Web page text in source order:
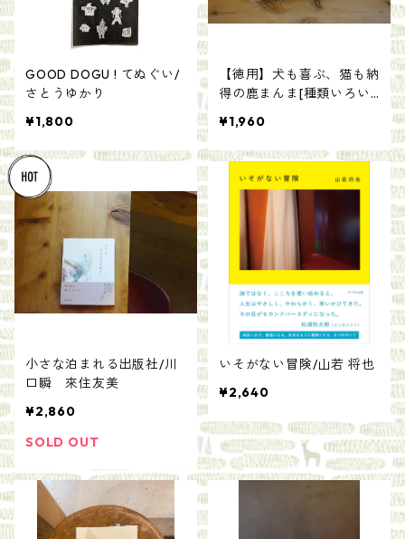
GOOD DOGU ! てぬぐい/
さとうゆかり
¥1,800
【徳用】犬も喜ぶ、猫も納
得の鹿まんま[種類いろい
¥1,960
小さな泊まれる出版社/川
口瞬 來住友美
¥2,860
SOLD OUT
いそがない冒険/山若 将也
¥2,640